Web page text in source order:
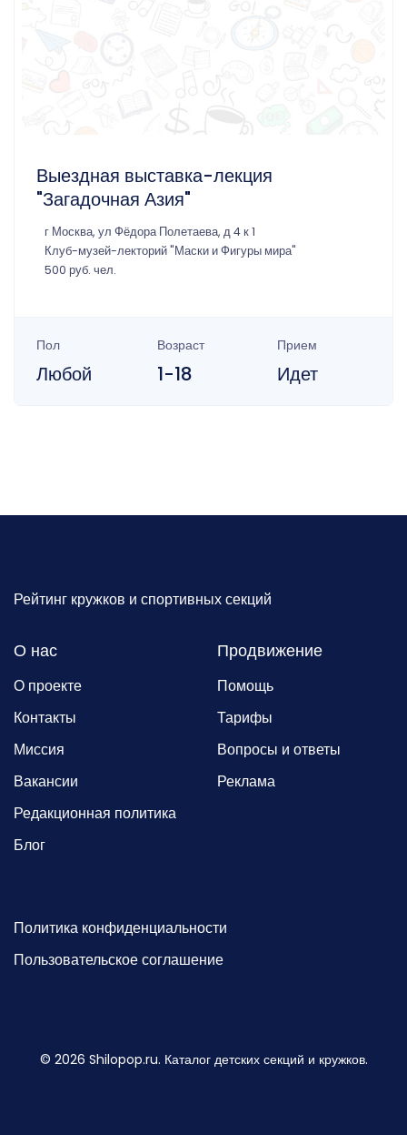
Выездная выставка-лекция
"Загадочная Азия"
г Москва, ул Фёдора Полетаева, д 4 к 1
Клуб-музей-лекторий "Маски и Фигуры мира"
500 руб. чел.
Пол
Любой
Возраст
1-18
Прием
Идет
Рейтинг кружков и спортивных секций
О нас
О проекте
Контакты
Миссия
Вакансии
Редакционная политика
Блог
Продвижение
Помощь
Тарифы
Вопросы и ответы
Реклама
Политика конфиденциальности
Пользовательское соглашение
© 2026 Shilopop.ru. Каталог детских секций и кружков.